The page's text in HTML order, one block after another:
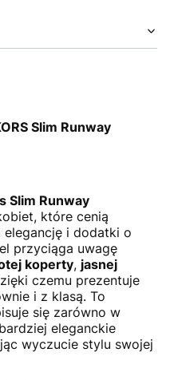
Slim Runway
Slim Runway
które cenią
i dodatki o
przyciąga uwagę
koperty, jasnej
czemu prezentuje
i z klasą. To
się zarówno w
eleganckie
wyczucie stylu swojej